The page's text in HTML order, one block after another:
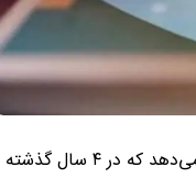
که در سامانه سهام عدالت منتشر شده نشان می‌دهد که در ۴ سال گذشته